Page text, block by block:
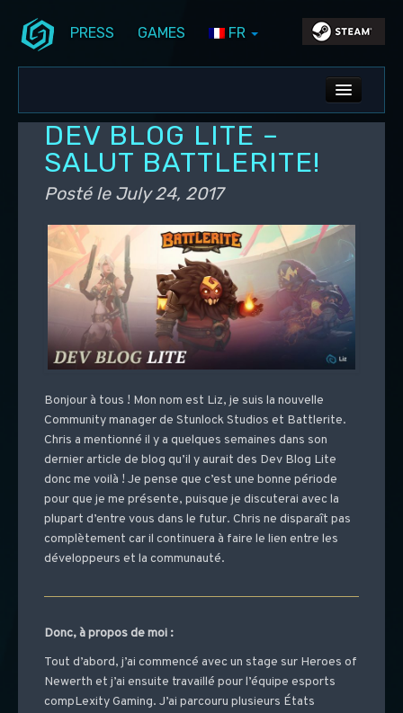
PRESS GAMES FR
ALL NEWS
DEV BLOG
PC UPDATES
PS5 UPDATES
DEV BLOG LITE –
SALUT BATTLERITE!
Posté le July 24, 2017
Bonjour à tous ! Mon nom est Liz, je suis la nouvelle
Community manager de Stunlock Studios et Battlerite.
Chris a mentionné il y a quelques semaines dans son
dernier article de blog qu’il y aurait des Dev Blog Lite
donc me voilà ! Je pense que c’est une bonne période
pour que je me présente, puisque je discuterai avec la
plupart d’entre vous dans le futur. Chris ne disparaît pas
complètement car il continuera à faire le lien entre les
développeurs et la communauté.
Donc, à propos de moi :
Tout d’abord, j’ai commencé avec un stage sur Heroes of
Newerth et j’ai ensuite travaillé pour l’équipe esports
compLexity Gaming. J’ai parcouru plusieurs États